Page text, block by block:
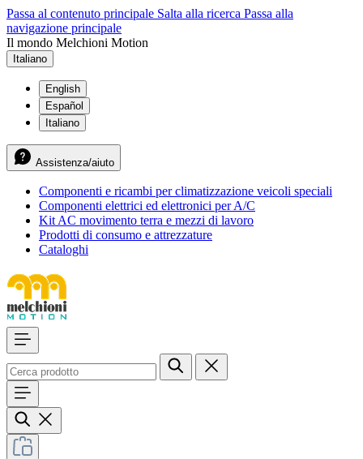
Passa al contenuto principale Salta alla ricerca Passa alla
navigazione principale
Il mondo Melchioni Motion
Italiano
English
Español
Italiano
Assistenza/aiuto
Componenti e ricambi per climatizzazione veicoli speciali
Componenti elettrici ed elettronici per A/C
Kit AC movimento terra e mezzi di lavoro
Prodotti di consumo e attrezzature
Cataloghi